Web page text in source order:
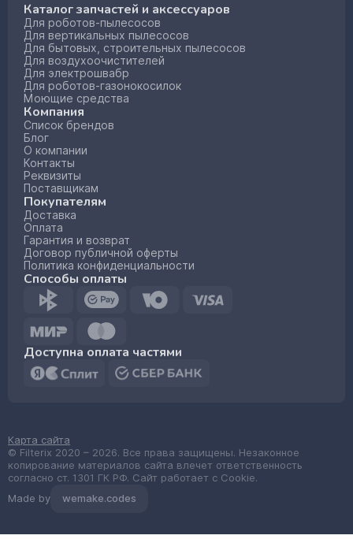
Каталог запчастей и аксессуаров
Для роботов-пылесосов
Для вертикальных пылесосов
Для бытовых, строительных пылесосов
Для воздухоочистителей
Для электрошвабр
Для роботов-газонокосилок
Моющие средства
Компания
Список брендов
Блог
О компании
Контакты
Реквизиты
Поставщикам
Покупателям
Доставка
Оплата
Гарантия и возврат
Договор публичной оферты
Политика конфиденциальности
Способы оплаты
Доступна оплата частями
© Filterix 2020 – 2026. Все права защищены. Незаконное
копирование материалов сайта влечет ответственность
согласно ст. 1301 ГК РФ. Сайт работает с Cookie.
Карта сайта
Made by wemake.codes